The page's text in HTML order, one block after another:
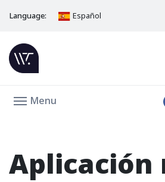
Language: Español
Menu
Aplicación